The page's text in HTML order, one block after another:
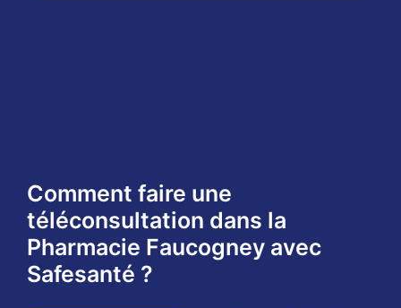
Comment faire une
téléconsultation dans la
Pharmacie Faucogney avec
Safesanté ?